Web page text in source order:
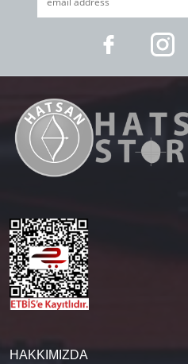
HAKKIMIZDA